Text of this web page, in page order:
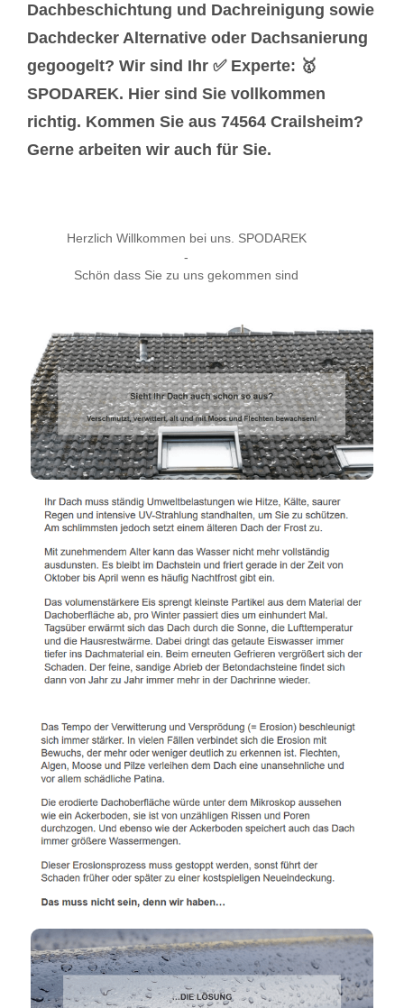
Dachbeschichtung und Dachreinigung sowie
Dachdecker Alternative oder Dachsanierung
gegoogelt? Wir sind Ihr ✅ Experte: 🥇
SPODAREK. Hier sind Sie vollkommen
richtig. Kommen Sie aus 74564 Crailsheim?
Gerne arbeiten wir auch für Sie.
Herzlich Willkommen bei uns. SPODAREK
-
Schön dass Sie zu uns gekommen sind